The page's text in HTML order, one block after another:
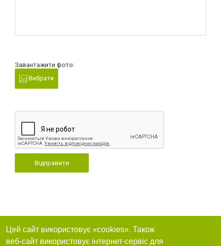
Завантажити фото:
Вибрати
Відправити
Цей сайт використовує «cookies». Також
веб-сайт використовує інтернет-сервіс для